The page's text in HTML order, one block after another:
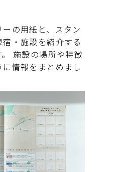
の用紙と、スタン
・施設を紹介する
施設の場所や特徴
情報をまとめまし